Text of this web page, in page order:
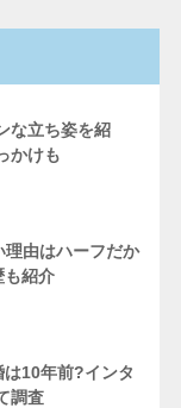
な立ち姿を紹
かけも
由はハーフだか
も紹介
10年前?インタ
調査